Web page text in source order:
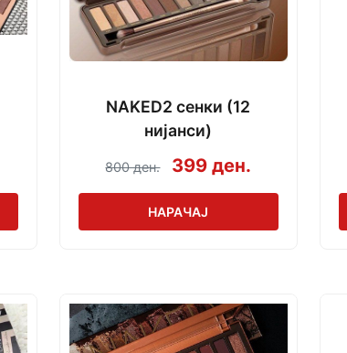
NAKED2 сенки (12
нијанси)
800 ден. 399 ден.
НАРАЧАЈ